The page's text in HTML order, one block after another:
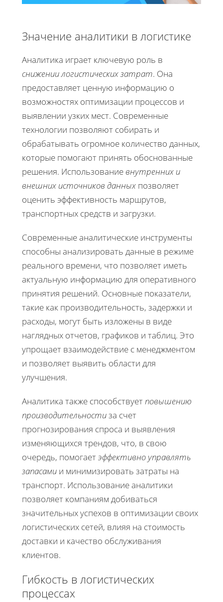
Значение аналитики в логистике
Аналитика играет ключевую роль в
снижении логистических затрат. Она
предоставляет ценную информацию о
возможностях оптимизации процессов и
выявлении узких мест. Современные
технологии позволяют собирать и
обрабатывать огромное количество данных,
которые помогают принять обоснованные
решения. Использование внутренних и
внешних источников данных позволяет
оценить эффективность маршрутов,
транспортных средств и загрузки.
Современные аналитические инструменты
способны анализировать данные в режиме
реального времени, что позволяет иметь
актуальную информацию для оперативного
принятия решений. Основные показатели,
такие как производительность, задержки и
расходы, могут быть изложены в виде
наглядных отчетов, графиков и таблиц. Это
упрощает взаимодействие с менеджментом
и позволяет выявить области для
улучшения.
Аналитика также способствуетповышению
производительностиза счет
прогнозирования спроса и выявления
изменяющихся трендов, что, в свою
очередь, помогаетэффективно управлять
запасами и минимизировать затраты на
транспорт. Использование аналитики
позволяет компаниям добиваться
значительных успехов в оптимизации своих
логистических сетей, влияя на стоимость
доставки и качество обслуживания
клиентов.
Гибкость в логистических
процессах